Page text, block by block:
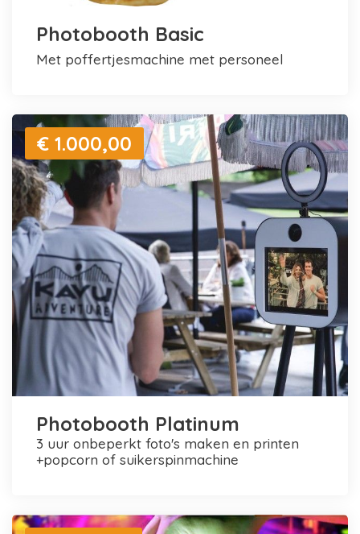
Photobooth Basic
met poffertjesmachine met personeel
€ 1.000,00
Photobooth Platinum
3 uur onbeperkt foto's maken en printen
+popcorn of suikerspinmachine